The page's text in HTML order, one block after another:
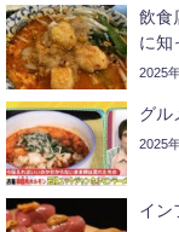
飲食
に知
2025
グル
2025
イン